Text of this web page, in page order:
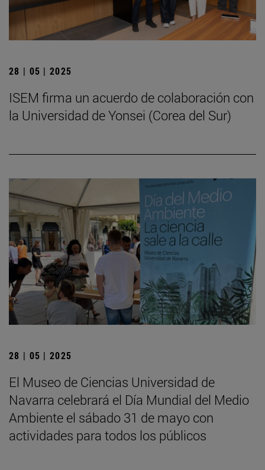
28 | 05 | 2025
ISEM firma un acuerdo de colaboración con
la Universidad de Yonsei (Corea del Sur)
28 | 05 | 2025
El Museo de Ciencias Universidad de
Navarra celebrará el Día Mundial del Medio
Ambiente el sábado 31 de mayo con
actividades para todos los públicos